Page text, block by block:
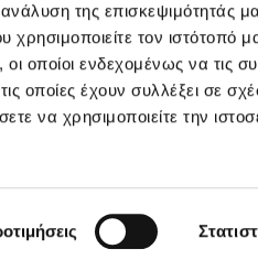
της επισκεψιμότητάς
τον ιστότοπό
οποίοι ενδεχομένως να τις
οποίες έχουν συλλέξει σε
να χρησιμοποιείτε την